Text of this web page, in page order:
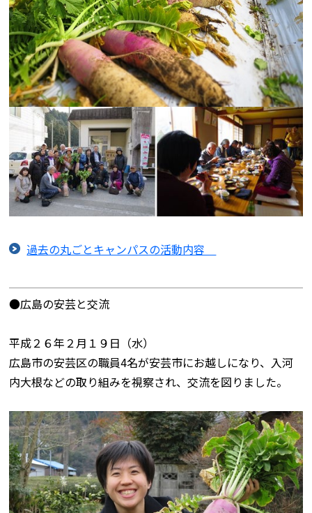
過去の丸ごとキャンパスの活動内容
●広島の安芸と交流
平成２６年２月１９日（水）
広島市の安芸区の職員4名が安芸市にお越しになり、入河
内大根などの取り組みを視察され、交流を図りました。